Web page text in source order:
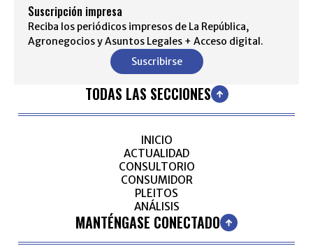
Suscripción impresa
Reciba los periódicos impresos de La República,
Agronegocios y Asuntos Legales + Acceso digital.
Suscribirse
TODAS LAS SECCIONES
INICIO
ACTUALIDAD
CONSULTORIO
CONSUMIDOR
PLEITOS
ANÁLISIS
MANTÉNGASE CONECTADO